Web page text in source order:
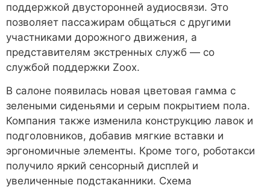
поддержкой двусторонней аудиосвязи. Это
позволяет пассажирам общаться с другими
участниками дорожного движения, а
представителям экстренных служб — со
службой поддержки Zoox.
В салоне появилась новая цветовая гамма с
зелеными сиденьями и серым покрытием пола.
Компания также изменила конструкцию лавок и
подголовников, добавив мягкие вставки и
эргономичные элементы. Кроме того, роботакси
получило яркий сенсорный дисплей и
увеличенные подстаканники. Схема